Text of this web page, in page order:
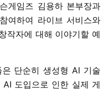
게임즈 김용하 본부장과
여하여 라이브 서비스와
작자에 대해 이야기할 예
단순히 생성형 AI 기술
도입으로 인한 실제 게